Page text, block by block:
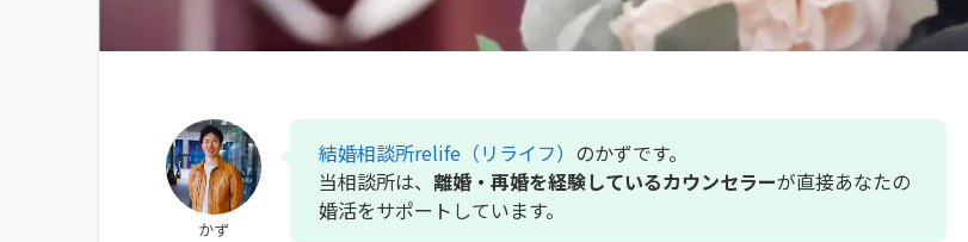
かず
結婚相談所relife（リライフ） のかずです。
当相談所は、 離婚・再婚を経験しているカウンセラーが直接あなたの
婚活をサポートしています。